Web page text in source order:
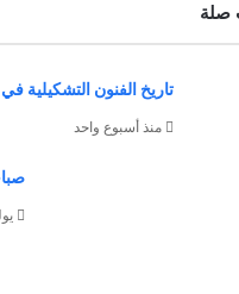
صلة
تاريخ الفنون التشكيلية
منذ أسبوع واحد